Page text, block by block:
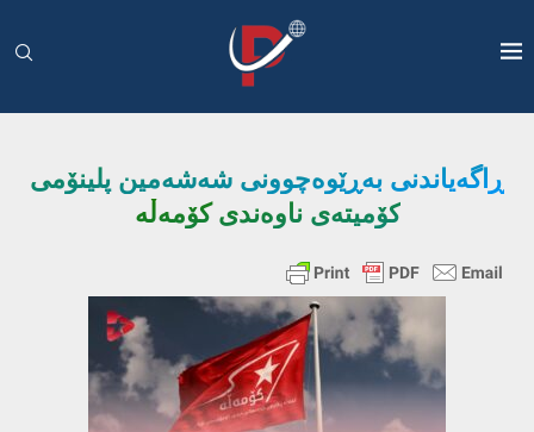
ڕاگەیاندنی بەڕێوەچوونی شەشەمین پلینۆمی
کۆمیتەی ناوەندی کۆمەڵە